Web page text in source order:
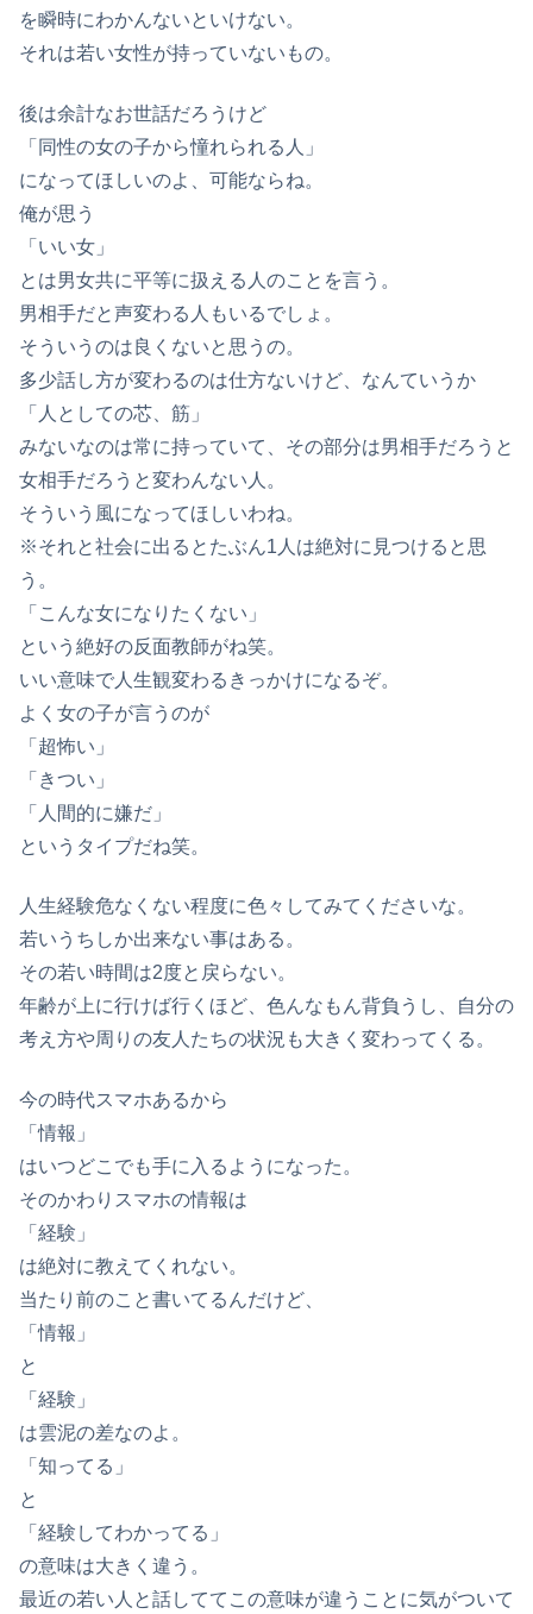
を瞬時にわかんないといけない。
それは若い女性が持っていないもの。
後は余計なお世話だろうけど
「同性の女の子から憧れられる人」
になってほしいのよ、可能ならね。
俺が思う
「いい女」
とは男女共に平等に扱える人のことを言う。
男相手だと声変わる人もいるでしょ。
そういうのは良くないと思うの。
多少話し方が変わるのは仕方ないけど、なんていうか
「人としての芯、筋」
みないなのは常に持っていて、その部分は男相手だろうと
女相手だろうと変わんない人。
そういう風になってほしいわね。
※それと社会に出るとたぶん1人は絶対に見つけると思
う。
「こんな女になりたくない」
という絶好の反面教師がね笑。
いい意味で人生観変わるきっかけになるぞ。
よく女の子が言うのが
「超怖い」
「きつい」
「人間的に嫌だ」
というタイプだね笑。
人生経験危なくない程度に色々してみてくださいな。
若いうちしか出来ない事はある。
その若い時間は2度と戻らない。
年齢が上に行けば行くほど、色んなもん背負うし、自分の
考え方や周りの友人たちの状況も大きく変わってくる。
今の時代スマホあるから
「情報」
はいつどこでも手に入るようになった。
そのかわりスマホの情報は
「経験」
は絶対に教えてくれない。
当たり前のこと書いてるんだけど、
「情報」
と
「経験」
は雲泥の差なのよ。
「知ってる」
と
「経験してわかってる」
の意味は大きく違う。
最近の若い人と話しててこの意味が違うことに気がついて